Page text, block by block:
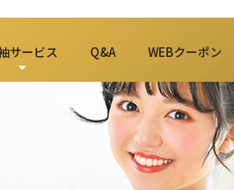
サービス Q&A WEBクーポン